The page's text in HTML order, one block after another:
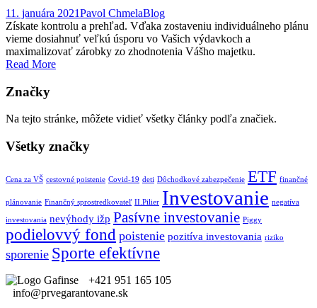
11. januára 2021Pavol ChmelaBlog
Získate kontrolu a prehľad. Vďaka zostaveniu individuálneho plánu
vieme dosiahnuť veľkú úsporu vo Vašich výdavkoch a
maximalizovať zárobky zo zhodnotenia Vášho majetku.
Read More
Značky
Na tejto stránke, môžete vidieť všetky články podľa značiek.
Všetky značky
Cena za VŠ cestovné poistenie Covid-19 deti Dôchodkové zabezpečenie ETF finančné
plánovanie Finančný sprostredkovateľ II.Pilier Investovanie negatíva
investovania nevýhody ižp Pasívne investovanie Piggy
podielovvý fond poistenie pozitíva investovania riziko
sporenie Sporte efektívne
+421 951 165 105
info@prvegarantovane.sk